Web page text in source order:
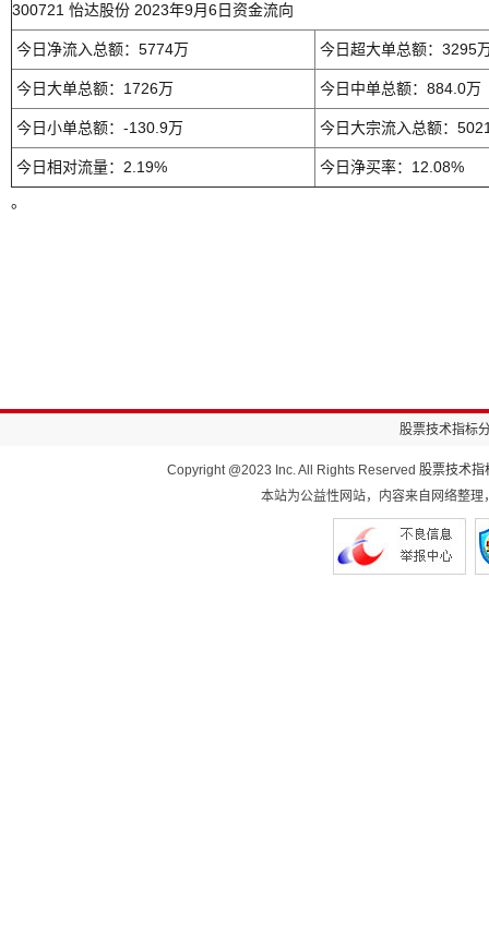
300721 怡达股份 2023年9月6日资金流向
今日净流入总额：5774万 今日超大单总额：3295
今日大单总额：1726万 今日中单总额：884.0万
今日小单总额：-130.9万 今日大宗流入总额：
今日相对流量：2.19%
今日浄买率：12.08%
。
股票技术指标
Copyright @2023 Inc. All Rights Reserved股票技术指
本站为公益性网站，内容来自网络整